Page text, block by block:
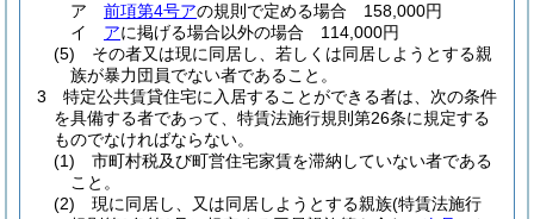
ア
前項第4号アの規則で定める場合 158,000円
イ
アに掲げる場合以外の場合 114,000円
(5)
その者又は現に同居し、若しくは同居しようとする親
族が暴力団員でない者であること。
3
特定公共賃貸住宅に入居することができる者は、次の条件
を具備する者であって、特賃法施行規則第26条に規定する
ものでなければならない。
(1)
市町村税及び町営住宅家賃を滞納していない者である
こと。
(2)
現に同居し、又は同居しようとする親族(特賃法施行